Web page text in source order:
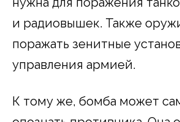
и радиовышек. Также
поражать зенитные
управления армией.
К тому же, бомба может